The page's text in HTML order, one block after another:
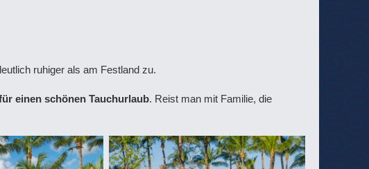
ruhiger als am Festland zu.
einen schönen Tauchurlaub. Reist man mit Familie, die